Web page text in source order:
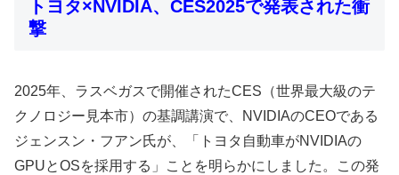
トヨタ×NVIDIA、CES2025で発表された衝
撃
2025年、ラスベガスで開催されたCES（世界最大級のテ
クノロジー見本市）の基調講演で、NVIDIAのCEOである
ジェンスン・フアン氏が、「トヨタ自動車がNVIDIAの
GPUとOSを採用する」ことを明らかにしました。この発